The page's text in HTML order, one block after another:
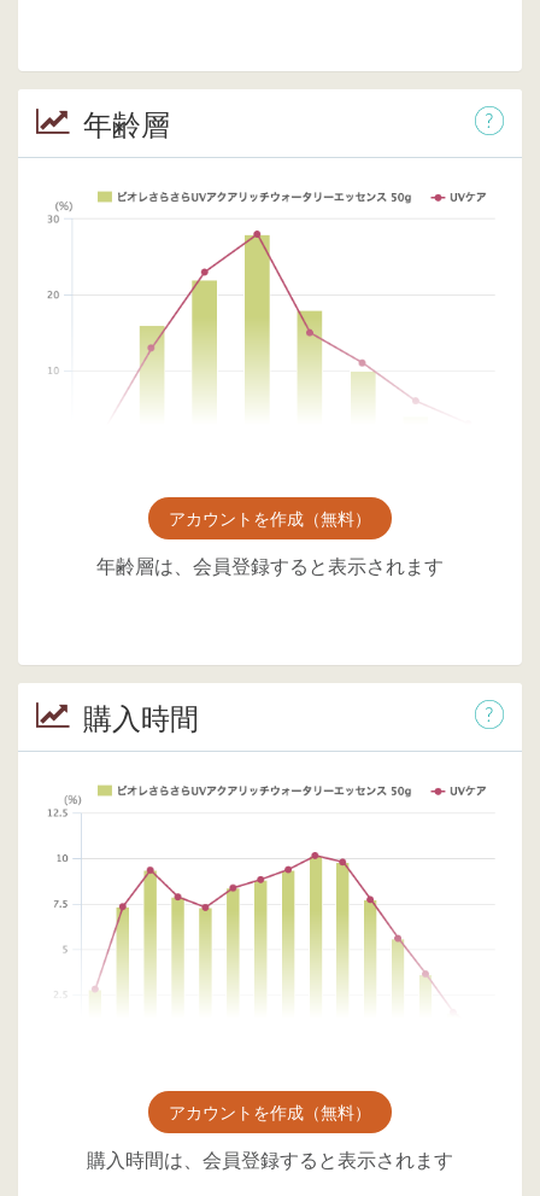
年齢層
アカウントを作成（無料）
年齢層は、会員登録すると表示されます
購入時間
アカウントを作成（無料）
購入時間は、会員登録すると表示されます